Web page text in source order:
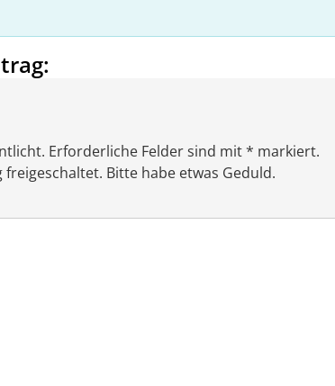
Erforderliche Felder sind mit * markiert.
Bitte habe etwas Geduld.